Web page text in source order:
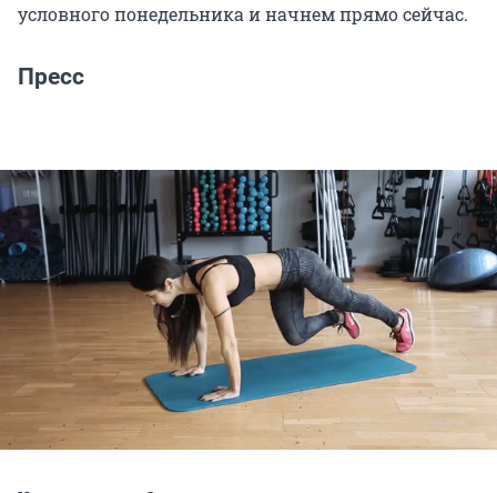
условного понедельника и начнем прямо сейчас.
Пресс